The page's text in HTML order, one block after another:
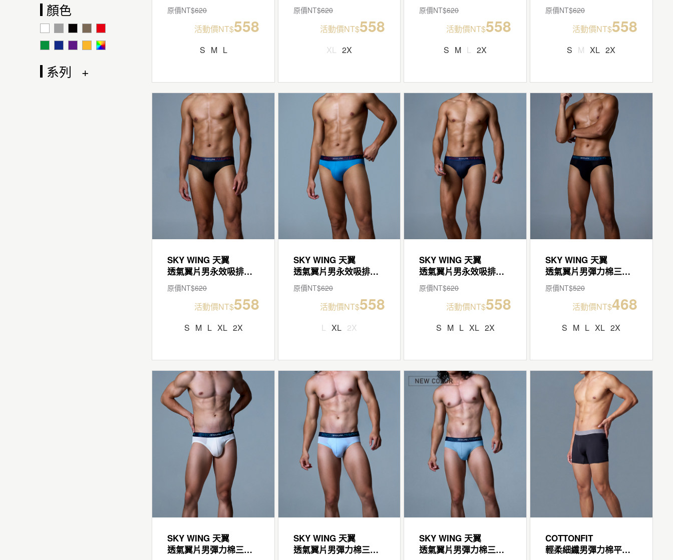
顏色
系列
原價NT$620
活動價NT$558
S M L
原價NT$620
活動價NT$558
XL 2X
原價NT$620
活動價NT$558
S M L 2X
原價NT$620
活動價NT$558
S M XL 2X
SKY WING 天翼
透氣翼片男永效吸排三角褲
原價NT$620
活動價NT$558
S M L XL 2X
SKY WING 天翼
透氣翼片男永效吸排三角褲
原價NT$620
活動價NT$558
L XL 2X
SKY WING 天翼
透氣翼片男永效吸排三角褲
原價NT$620
活動價NT$558
S M L XL 2X
SKY WING 天翼
透氣翼片男彈力棉三角褲
原價NT$520
活動價NT$468
S M L XL 2X
SKY WING 天翼
透氣翼片男彈力棉三角褲
SKY WING 天翼
透氣翼片男彈力棉三角褲
SKY WING 天翼
透氣翼片男彈力棉三角褲
COTTONFIT
輕柔細纖男彈力棉平口褲